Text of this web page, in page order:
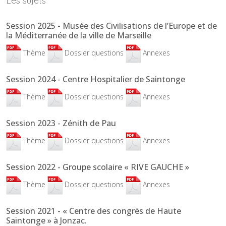
Session 2025 - Musée des Civilisations de l’Europe et de
la Méditerranée de la ville de Marseille
Thème Dossier questions Annexes
Session 2024 - Centre Hospitalier de Saintonge
Thème Dossier questions Annexes
Session 2023 - Zénith de Pau
Thème Dossier questions Annexes
Session 2022 - Groupe scolaire « RIVE GAUCHE »
Thème Dossier questions Annexes
Session 2021 - « Centre des congrès de Haute
Saintonge » à Jonzac.